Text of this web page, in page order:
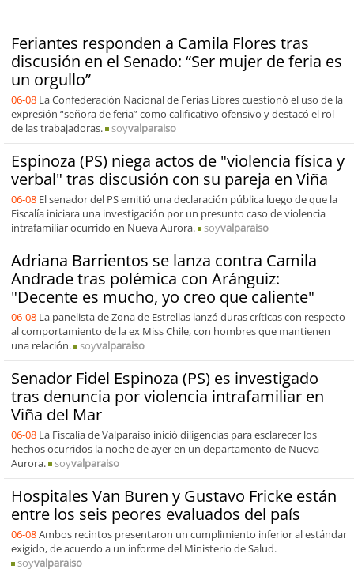
Feriantes responden a Camila Flores tras
discusión en el Senado: “Ser mujer de feria es
un orgullo”
06-08 La Confederación Nacional de Ferias Libres cuestionó el uso de la
expresión “señora de feria” como calificativo ofensivo y destacó el rol
de las trabajadoras.
soyvalparaiso
Espinoza (PS) niega actos de "violencia física y
verbal" tras discusión con su pareja en Viña
06-08 El senador del PS emitió una declaración pública luego de que la
Fiscalía iniciara una investigación por un presunto caso de violencia
intrafamiliar ocurrido en Nueva Aurora.
soyvalparaiso
Adriana Barrientos se lanza contra Camila
Andrade tras polémica con Aránguiz:
"Decente es mucho, yo creo que caliente"
06-08 La panelista de Zona de Estrellas lanzó duras críticas con respecto
al comportamiento de la ex Miss Chile, con hombres que mantienen
una relación.
soyvalparaiso
Senador Fidel Espinoza (PS) es investigado
tras denuncia por violencia intrafamiliar en
Viña del Mar
06-08 La Fiscalía de Valparaíso inició diligencias para esclarecer los
hechos ocurridos la noche de ayer en un departamento de Nueva
Aurora.
soyvalparaiso
Hospitales Van Buren y Gustavo Fricke están
entre los seis peores evaluados del país
06-08Ambos recintos presentaron un cumplimiento inferior al estándar
exigido, de acuerdo a un informe del Ministerio de Salud.
soyvalparaiso